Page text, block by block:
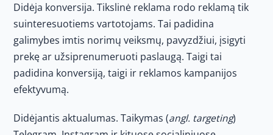
Didėja konversija. Tikslinė reklama rodo reklamą tik
suinteresuotiems vartotojams. Tai padidina
galimybes imtis norimų veiksmų, pavyzdžiui, įsigyti
prekę ar užsiprenumeruoti paslaugą. Taigi tai
padidina konversiją, taigi ir reklamos kampanijos
efektyvumą.
Didėjantis aktualumas. Taikymas (angl. targeting)